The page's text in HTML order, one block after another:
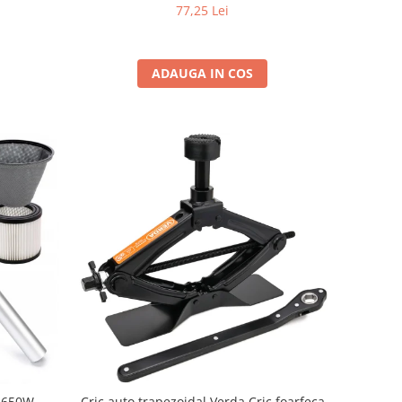
38208, 106 Piese
77,25 Lei
ADAUGA IN COS